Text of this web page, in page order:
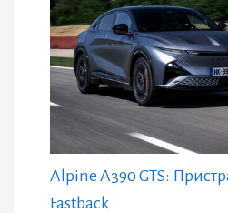
Alpine A390 GTS:
Fastback